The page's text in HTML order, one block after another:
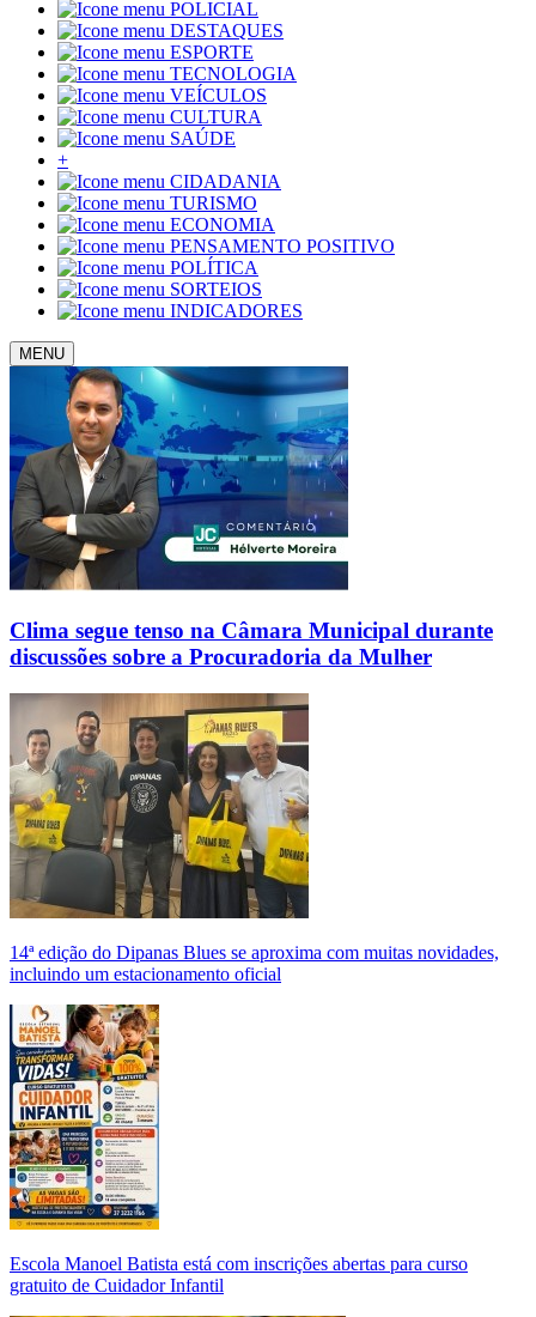
POLICIAL
DESTAQUES
ESPORTE
TECNOLOGIA
VEÍCULOS
CULTURA
SAÚDE
+
CIDADANIA
TURISMO
ECONOMIA
PENSAMENTO POSITIVO
POLÍTICA
SORTEIOS
INDICADORES
MENU
Clima segue tenso na Câmara Municipal durante
discussões sobre a Procuradoria da Mulher
14ª edição do Dipanas Blues se aproxima com muitas novidades,
incluindo um estacionamento oficial
Escola Manoel Batista está com inscrições abertas para curso
gratuito de Cuidador Infantil